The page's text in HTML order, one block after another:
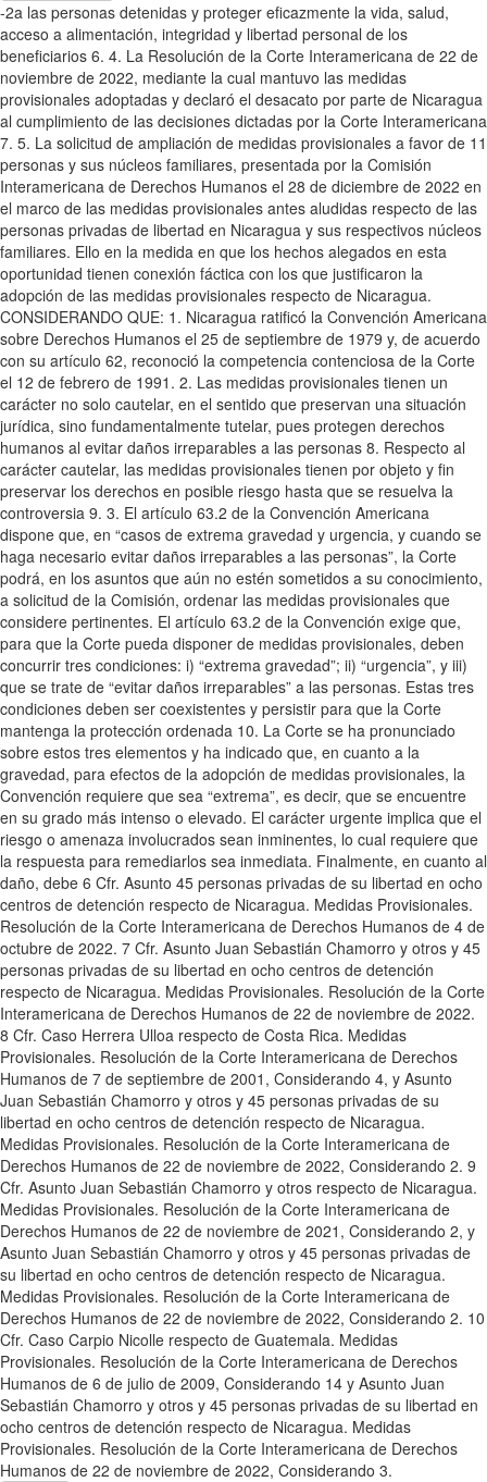
-2a las personas detenidas y proteger eficazmente la vida, salud,
acceso a alimentación, integridad y libertad personal de los
beneficiarios 6. 4. La Resolución de la Corte Interamericana de 22 de
noviembre de 2022, mediante la cual mantuvo las medidas
provisionales adoptadas y declaró el desacato por parte de Nicaragua
al cumplimiento de las decisiones dictadas por la Corte Interamericana
7. 5. La solicitud de ampliación de medidas provisionales a favor de 11
personas y sus núcleos familiares, presentada por la Comisión
Interamericana de Derechos Humanos el 28 de diciembre de 2022 en
el marco de las medidas provisionales antes aludidas respecto de las
personas privadas de libertad en Nicaragua y sus respectivos núcleos
familiares. Ello en la medida en que los hechos alegados en esta
oportunidad tienen conexión fáctica con los que justificaron la
adopción de las medidas provisionales respecto de Nicaragua.
CONSIDERANDO QUE: 1. Nicaragua ratificó la Convención Americana
sobre Derechos Humanos el 25 de septiembre de 1979 y, de acuerdo
con su artículo 62, reconoció la competencia contenciosa de la Corte
el 12 de febrero de 1991. 2. Las medidas provisionales tienen un
carácter no solo cautelar, en el sentido que preservan una situación
jurídica, sino fundamentalmente tutelar, pues protegen derechos
humanos al evitar daños irreparables a las personas 8. Respecto al
carácter cautelar, las medidas provisionales tienen por objeto y fin
preservar los derechos en posible riesgo hasta que se resuelva la
controversia 9. 3. El artículo 63.2 de la Convención Americana
dispone que, en “casos de extrema gravedad y urgencia, y cuando se
haga necesario evitar daños irreparables a las personas”, la Corte
podrá, en los asuntos que aún no estén sometidos a su conocimiento,
a solicitud de la Comisión, ordenar las medidas provisionales que
considere pertinentes. El artículo 63.2 de la Convención exige que,
para que la Corte pueda disponer de medidas provisionales, deben
concurrir tres condiciones: i) “extrema gravedad”; ii) “urgencia”, y iii)
que se trate de “evitar daños irreparables” a las personas. Estas tres
condiciones deben ser coexistentes y persistir para que la Corte
mantenga la protección ordenada 10. La Corte se ha pronunciado
sobre estos tres elementos y ha indicado que, en cuanto a la
gravedad, para efectos de la adopción de medidas provisionales, la
Convención requiere que sea “extrema”, es decir, que se encuentre
en su grado más intenso o elevado. El carácter urgente implica que el
riesgo o amenaza involucrados sean inminentes, lo cual requiere que
la respuesta para remediarlos sea inmediata. Finalmente, en cuanto al
daño, debe 6 Cfr. Asunto 45 personas privadas de su libertad en ocho
centros de detención respecto de Nicaragua. Medidas Provisionales.
Resolución de la Corte Interamericana de Derechos Humanos de 4 de
octubre de 2022. 7 Cfr. Asunto Juan Sebastián Chamorro y otros y 45
personas privadas de su libertad en ocho centros de detención
respecto de Nicaragua. Medidas Provisionales. Resolución de la Corte
Interamericana de Derechos Humanos de 22 de noviembre de 2022.
8 Cfr. Caso Herrera Ulloa respecto de Costa Rica. Medidas
Provisionales. Resolución de la Corte Interamericana de Derechos
Humanos de 7 de septiembre de 2001, Considerando 4, y Asunto
Juan Sebastián Chamorro y otros y 45 personas privadas de su
libertad en ocho centros de detención respecto de Nicaragua.
Medidas Provisionales. Resolución de la Corte Interamericana de
Derechos Humanos de 22 de noviembre de 2022, Considerando 2. 9
Cfr. Asunto Juan Sebastián Chamorro y otros respecto de Nicaragua.
Medidas Provisionales. Resolución de la Corte Interamericana de
Derechos Humanos de 22 de noviembre de 2021, Considerando 2, y
Asunto Juan Sebastián Chamorro y otros y 45 personas privadas de
su libertad en ocho centros de detención respecto de Nicaragua.
Medidas Provisionales. Resolución de la Corte Interamericana de
Derechos Humanos de 22 de noviembre de 2022, Considerando 2. 10
Cfr. Caso Carpio Nicolle respecto de Guatemala. Medidas
Provisionales. Resolución de la Corte Interamericana de Derechos
Humanos de 6 de julio de 2009, Considerando 14 y Asunto Juan
Sebastián Chamorro y otros y 45 personas privadas de su libertad en
ocho centros de detención respecto de Nicaragua. Medidas
Provisionales. Resolución de la Corte Interamericana de Derechos
Humanos de 22 de noviembre de 2022, Considerando 3.